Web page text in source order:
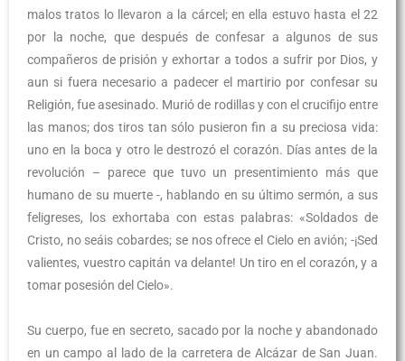
malos tratos lo llevaron a la cárcel; en ella estuvo hasta el 22
por la noche, que después de confesar a algunos de sus
compañeros de prisión y exhortar a todos a sufrir por Dios, y
aun si fuera necesario a padecer el martirio por confesar su
Religión, fue asesinado. Murió de rodillas y con el crucifijo entre
las manos; dos tiros tan sólo pusieron fin a su preciosa vida:
uno en la boca y otro le destrozó el corazón. Días antes de la
revolución – parece que tuvo un presentimiento más que
humano de su muerte -, hablando en su último sermón, a sus
feligreses, los exhortaba con estas palabras: «Soldados de
Cristo, no seáis cobardes; se nos ofrece el Cielo en avión; -¡Sed
valientes, vuestro capitán va delante! Un tiro en el corazón, y a
tomar posesión del Cielo».
Su cuerpo, fue en secreto, sacado por la noche y abandonado
en un campo al lado de la carretera de Alcázar de San Juan.